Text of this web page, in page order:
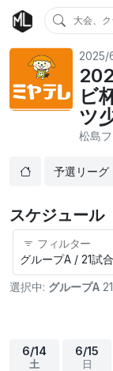
大会、
2025/
ビ
ツ
松島
予選リーグ
スケジュール
フィルター
選択中: グループA
6/14
土
6/15
日